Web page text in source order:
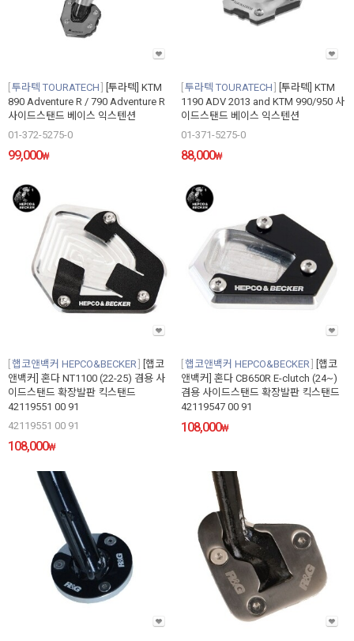
투라텍 TOURATECH
[투라텍] KTM
890 Adventure R / 790 Adventure R
사이드스탠드 베이스 익스텐션
01-372-5275-0
99,000₩
투라텍 TOURATECH
[투라텍] KTM
1190 ADV 2013 and KTM 990/950 사
이드스탠드 베이스 익스텐션
01-371-5275-0
88,000₩
햅코앤백커 HEPCO&BECKER
[햅코
앤백커] 혼다 NT1100 (22-25) 겸용 사
이드스탠드 확장발판 킥스탠드
42119551 00 91
42119551 00 91
108,000₩
햅코앤백커 HEPCO&BECKER
[햅코
앤백커] 혼다 CB650R E-clutch (24~)
겸용 사이드스탠드 확장발판 킥스탠드
42119547 00 91
108,000₩